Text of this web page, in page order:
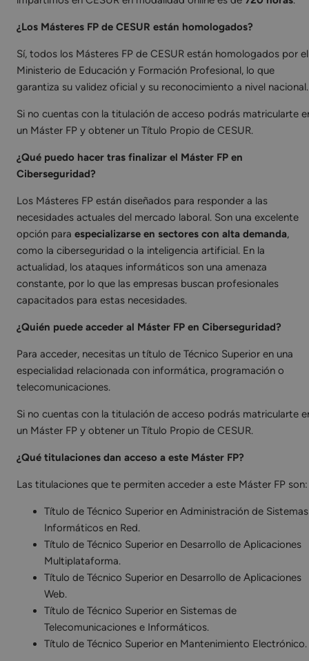
¿Los Másteres FP de CESUR están homologados?
Sí, todos los Másteres FP de CESUR están homologados por el
Ministerio de Educación y Formación Profesional, lo que
garantiza su validez oficial y su reconocimiento a nivel nacional.
Si no cuentas con la titulación de acceso podrás matricularte
un Máster FP y obtener un Título Propio de CESUR.
¿Qué puedo hacer tras finalizar el Máster FP en
Ciberseguridad?
Los Másteres FP están diseñados para responder a las
necesidades actuales del mercado laboral. Son una excelente
opción para especializarse en sectores con alta demanda,
como la ciberseguridad o la inteligencia artificial. En la
actualidad, los ataques informáticos son una amenaza
constante, por lo que las empresas buscan profesionales
capacitados para estas necesidades.
¿Quién puede acceder al Máster FP en Ciberseguridad?
Para acceder, necesitas un título de Técnico Superior en una
especialidad relacionada con informática, programación o
telecomunicaciones.
Si no cuentas con la titulación de acceso podrás matricularte
un Máster FP y obtener un Título Propio de CESUR.
¿Qué titulaciones dan acceso a este Máster FP?
Las titulaciones que te permiten acceder a este Máster FP son:
Título de Técnico Superior en Administración de Sistemas
Informáticos en Red.
Título de Técnico Superior en Desarrollo de Aplicaciones
Multiplataforma.
Título de Técnico Superior en Desarrollo de Aplicaciones
Web.
Título de Técnico Superior en Sistemas de
Telecomunicaciones e Informáticos.
Título de Técnico Superior en Mantenimiento Electrónico.